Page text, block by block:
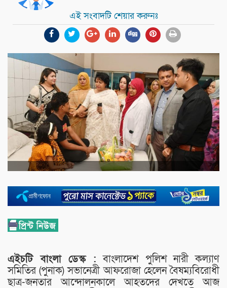
এই সংবাদটি শেয়ার করুনঃ
এইচটি বাংলা ডেস্ক : বাংলাদেশ পুলিশ নারী কল্যাণ
সমিতির (পুনাক) সভানেত্রী আফরোজা হেলেন বৈষম্যবিরোধী
ছাত্র-জনতার আন্দোলনকালে আহতদের দেখতে আজ